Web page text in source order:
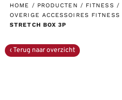
HOME / PRODUCTEN / FITNESS /
OVERIGE ACCESSOIRES FITNESS
STRETCH BOX 3P